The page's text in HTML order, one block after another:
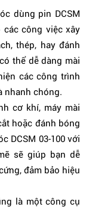
dùng pin DCSM
công việc xây
thép, hay đánh
thể dễ dàng mài
các công trình
nhanh chóng.
cơ khí, máy mài
hoặc đánh bóng
DCSM 03-100 với
sẽ giúp bạn dễ
đảm bảo hiệu
là một công cụ